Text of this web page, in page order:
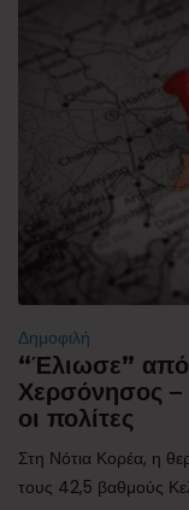
Δημοφιλή
“Έλιωσε” από
Χερσόνησος –
οι πολίτες
Στη Νότια Κορέα, η
τους 42,5 βαθμούς